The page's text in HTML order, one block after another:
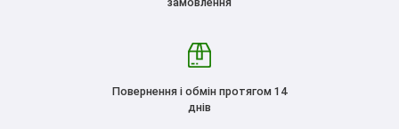
Повернення і обмін протягом 14
днів